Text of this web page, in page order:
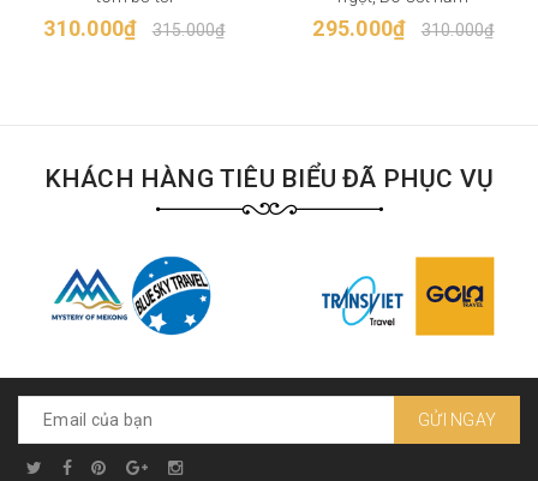
310.000₫ 315.000₫ 295.000₫ 310.000₫
KHÁCH HÀNG TIÊU BIỂU ĐÃ PHỤC VỤ
GỬI NGAY